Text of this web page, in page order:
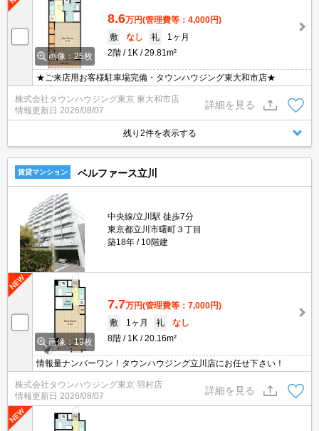
画像：25枚
8.6万円(管理費等：4,000円)
敷
なし 礼
1ヶ月
2階
1K 29.81m²
★ご来店用お客様駐車場完備・タウンハウジング東大和市店★
株式会社タウンハウジング東京 東大和市店
情報更新日 2026/08/07
詳細を見る
残り2件を表示する
賃貸マンション ベルファース立川
中央線/立川駅 徒歩7分
東京都立川市曙町３丁目
築18年
10階建
画像：19枚
7.7万円(管理費等：7,000円)
敷
1ヶ月 礼
なし
8階
1K 20.16m²
情報量ナンバーワン！タウンハウジング立川店にお任せ下さい！
株式会社タウンハウジング東京 羽村店
情報更新日 2026/08/07
詳細を見る